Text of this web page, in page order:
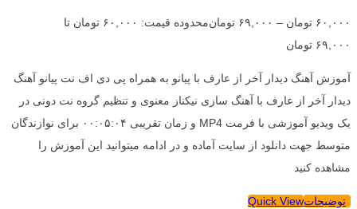
۶۰,۰۰۰ تومان – ۶۹,۰۰۰ تومان
محدوده قیمت: ۶۰,۰۰۰ تومان تا
۶۹,۰۰۰ تومان
آموزش آهنگ دیدار آخر از عارف با پیانو به همراه پی دی اف نت پیانو آهنگ
دیدار آخر از عارف با آهنگ سازی نیکناز معنوی و تنظیم گروه نت دونی در
یک ویدیو آموزشی با فرمت MP4 و زمان تقریبی ۰۰:۰۵:۰۴ برای نوازندگان
متوسط جهت دانلود از سایت آماده و در ادامه میتوانید این آموزش را
مشاهده کنید
توضیحاتQuick View